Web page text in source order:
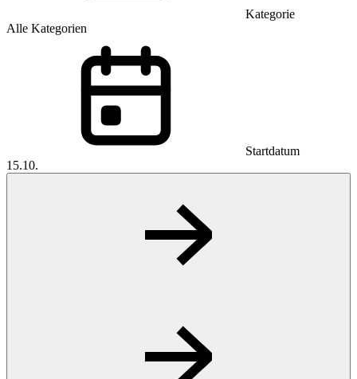
Kategorie
Alle Kategorien
Startdatum
15.10.